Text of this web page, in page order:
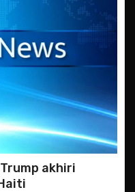
akhiri